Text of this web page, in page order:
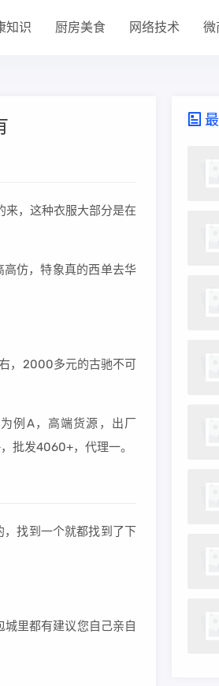
知识 厨房美食 网络技术 微
来，这种衣服大部分是在
仿，特象真的西单去华
，2000多元的古驰不可
例A，高端货源，出厂
批发4060+，代理一。
找到一个就都找到了下
里都有建议您自己亲自